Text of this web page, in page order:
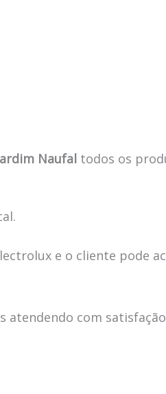
Naufal todos os
e o cliente pode
atendendo com